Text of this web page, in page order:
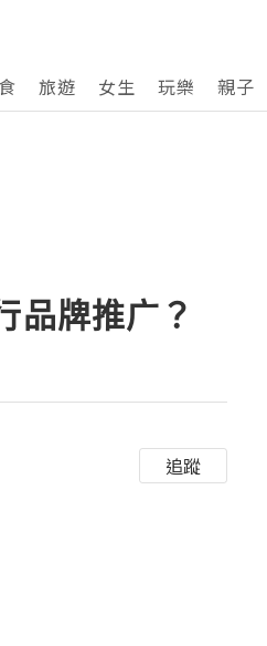
旅遊 女生 玩樂 親子
品牌推广？
追蹤